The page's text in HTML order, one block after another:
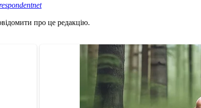
про це редакцію.